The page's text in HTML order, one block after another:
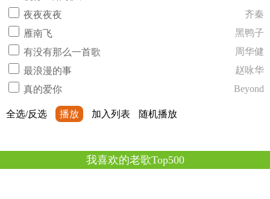
夜夜夜夜
齐秦
雁南飞
黑鸭子
有没有那么一首歌
周华健
最浪漫的事
赵咏华
真的爱你
Beyond
全选/反选 播放 加入列表 随机播放
我喜欢的老歌Top500